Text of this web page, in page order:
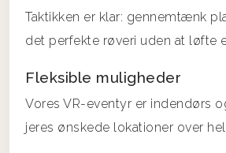
Taktikken er klar: gennemtænk
det perfekte røveri uden at løfte
Fleksible muligheder
Vores VR-eventyr er indendørs
jeres ønskede lokationer over